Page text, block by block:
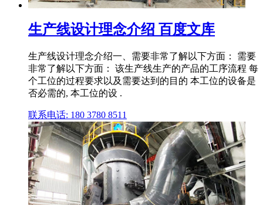
生产线设计理念介绍 百度文库
生产线设计理念介绍一、需要非常了解以下方面： 需要
非常了解以下方面： 该生产线生产的产品的工序流程 每
个工位的过程要求以及需要达到的目的 本工位的设备是
否必需的, 本工位的设 .
联系电话: 180 3780 8511